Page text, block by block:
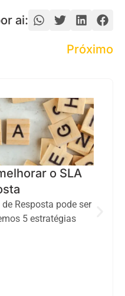
ai:
Próximo
o SLA
Resposta pode ser
5 estratégias